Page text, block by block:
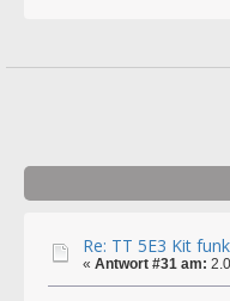
Re: TT 5E3 Kit
« Antwort #31 am: